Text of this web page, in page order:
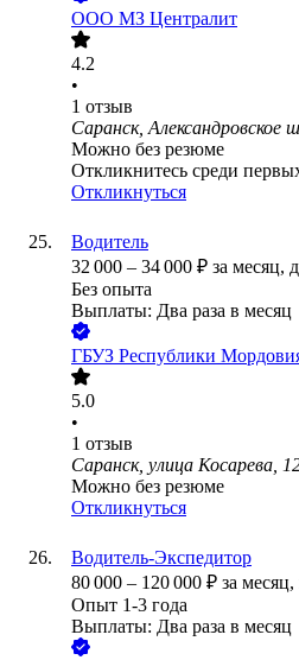
ООО МЗ Централит
4.2
•
1 отзыв
Саранск, Александровское
Можно без резюме
Откликнитесь среди
Откликнуться
Водитель
32 000 – 34 000 ₽ за месяц,
Без опыта
Выплаты: Два раза в месяц
ГБУЗ Республики
5.0
•
1 отзыв
Саранск, улица Косарева,
Можно без резюме
Откликнуться
Водитель-Экспедитор
80 000 – 120 000 ₽ за месяц,
Опыт 1-3 года
Выплаты: Два раза в месяц